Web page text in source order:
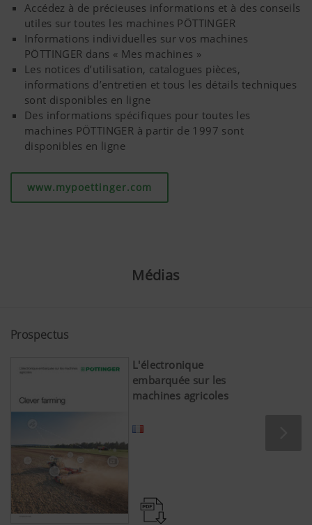
YouTube
Nous insérons des vidéos YouTube sur
utilisons pour cela le système étendu de
données de YouTube. Aucune
ce site internet n'est enregistrée par
vidéo ne soit visualisée.Vous trouverez
détaillées sur les sites
suivants :https://support.google.com/
hl=frhttps://www.google.de/intl/fr/
pouvez bloquer ces cookies en réglant
navigateur.
Accédez à de précieuses informations et à des conseils
utiles sur toutes les machines PÖTTINGER
Informations individuelles sur vos machines
PÖTTINGER dans « Mes machines »
Les notices d’utilisation, catalogues pièces,
informations d’entretien et tous les détails techniques
sont disponibles en ligne
Des informations spécifiques pour toutes les
machines PÖTTINGER à partir de 1997 sont
disponibles en ligne
www.mypoettinger.com
Médias
Prospectus
L'électronique
embarquée sur les
machines agricoles